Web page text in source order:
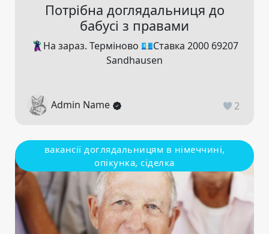
Потрібна доглядальниця до
бабусі з правами
🦹‍♀На зараз. Терміново 💶Ставка 2000 69207
Sandhausen
Admin Name 2
вакансії доглядальницям в німеччині,
опікунка, сіделка